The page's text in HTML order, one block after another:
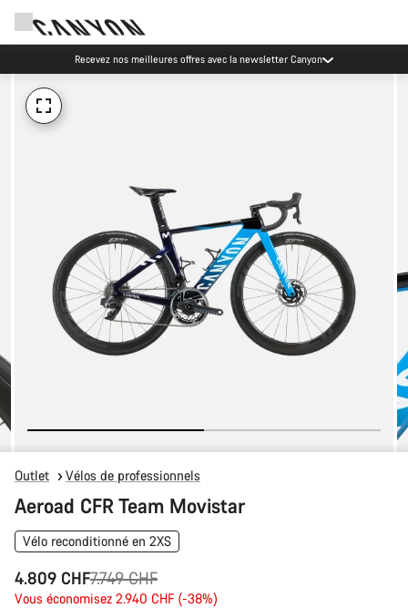
Recevez nos meilleures offres avec la newsletter Canyon
Outlet Vélos de professionnels
Aeroad CFR Team Movistar
Vélo reconditionné en 2XS
4.809 CHF
Prix
7.749 CHF
Vous économisez 2.940 CHF (-38%)